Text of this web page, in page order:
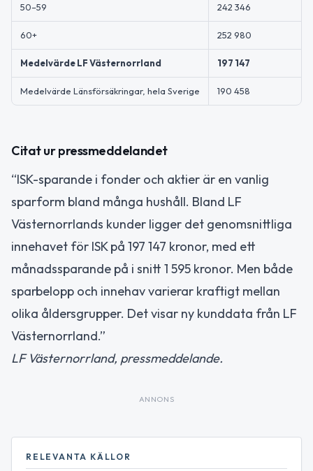
50–59 242 346
60+ 252 980
Medelvärde LF Västernorrland 197 147
Medelvärde Länsförsäkringar, hela Sverige 190 458
Citat ur pressmeddelandet
“ISK-sparande i fonder och aktier är en vanlig
sparform bland många hushåll. Bland LF
Västernorrlands kunder ligger det genomsnittliga
innehavet för ISK på 197 147 kronor, med ett
månadssparande på i snitt 1 595 kronor. Men både
sparbelopp och innehav varierar kraftigt mellan
olika åldersgrupper. Det visar ny kunddata från LF
Västernorrland.”
LF Västernorrland, pressmeddelande.
ANNONS
RELEVANTA KÄLLOR